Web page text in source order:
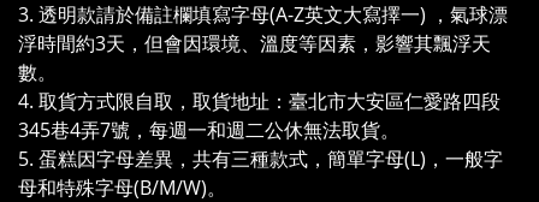
3. 透明款請於備註欄填寫字母(A-Z英文大寫擇一) ，氣球漂
浮時間約3天，但會因環境、溫度等因素，影響其飄浮天
數。
4. 取貨方式限自取，取貨地址：臺北市大安區仁愛路四段
345巷4弄7號，每週一和週二公休無法取貨。
5. 蛋糕因字母差異，共有三種款式，簡單字母(L)，一般字
母和特殊字母(B/M/W)。